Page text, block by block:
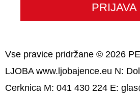
PRIJAVA
Vse pravice pridržane © 2026
LJOBA www.ljobajence.eu N:
Cerknica M: 041 430 224 E: